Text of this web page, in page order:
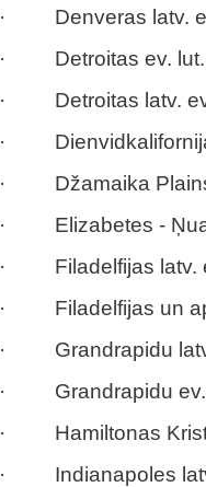
· Denveras latv.
· Detroitas ev. lut.
· Detroitas latv. ev.
·
· Džamaika Plains
· Elizabetes -
· Filadelfijas latv.
· Filadelfijas un
· Grandrapidu
· Grandrapidu ev.
· Hamiltonas
· Indianapoles